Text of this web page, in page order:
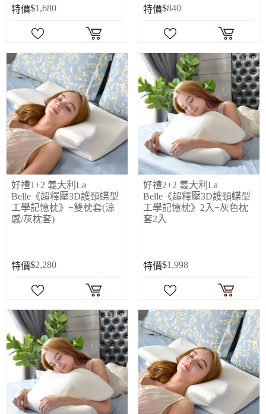
特價$1,680 特價$840
好禮1+2 義大利La
Belle《超釋壓3D護頸蝶型
工學記憶枕》+雙枕套(涼
感/灰枕套)
特價$2,280
好禮2+2 義大利La
Belle《超釋壓3D護頸蝶型
工學記憶枕》2入+灰色枕
套2入
特價$1,998